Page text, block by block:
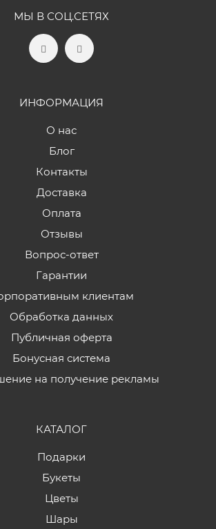
МЫ В СОЦ.СЕТЯХ
ИНФОРМАЦИЯ
О нас
Блог
Контакты
Доставка
Оплата
Отзывы
Вопрос-ответ
Гарантии
клиентам
Обработка данных
Публичная оферта
Бонусная система
на получение рекламы
КАТАЛОГ
Подарки
Букеты
Цветы
Шары